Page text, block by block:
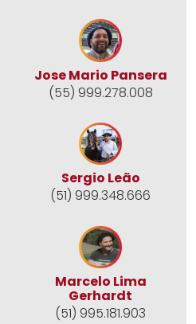
Jose Mario Pansera
(55) 999.278.008
Sergio Leão
(51) 999.348.666
Marcelo Lima
Gerhardt
(51) 995.181.903